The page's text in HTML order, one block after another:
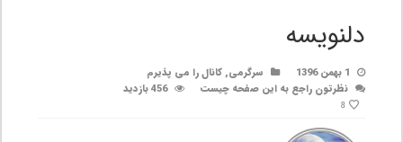
دلنویسه
1 بهمن 1396 سرگرمی,کانال را می پذیرم
نظرتون راجع به این صفحه چیست
456 بازدید
8